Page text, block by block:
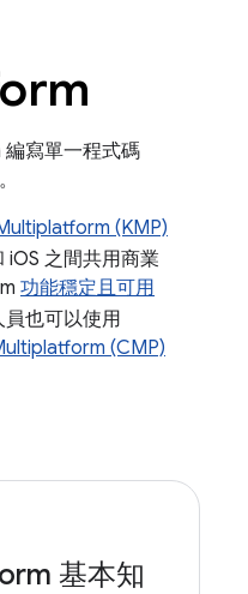
寫單一程式碼
(KMP)
iOS 之間共用商業
功能穩定且可用
員也可以使用
(CMP)
基本知